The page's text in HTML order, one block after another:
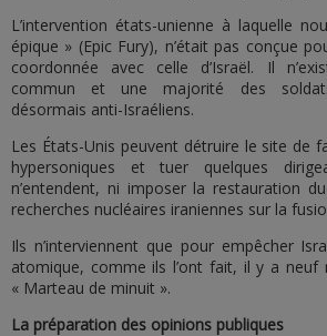
L’intervention états-unienne à laquelle
épique » (Epic Fury), n’était pas conçue
coordonnée avec celle d’Israël. Il
commun et une majorité des
désormais anti-Israéliens.
Les États-Unis peuvent détruire le site de
hypersoniques et tuer quelques
n’entendent, ni imposer la restauration
recherches nucléaires iraniennes sur la
Ils n’interviennent que pour empêcher
atomique, comme ils l’ont fait, il y a neuf
« Marteau de minuit ».
La préparation des opinions publiques